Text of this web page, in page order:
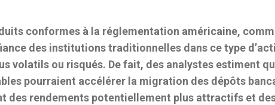
conformes à la réglementation américaine,
des institutions traditionnelles dans ce type
volatils ou risqués. De fait, des analystes estiment
pourraient accélérer la migration des dépôts
des rendements potentiellement plus attractifs et